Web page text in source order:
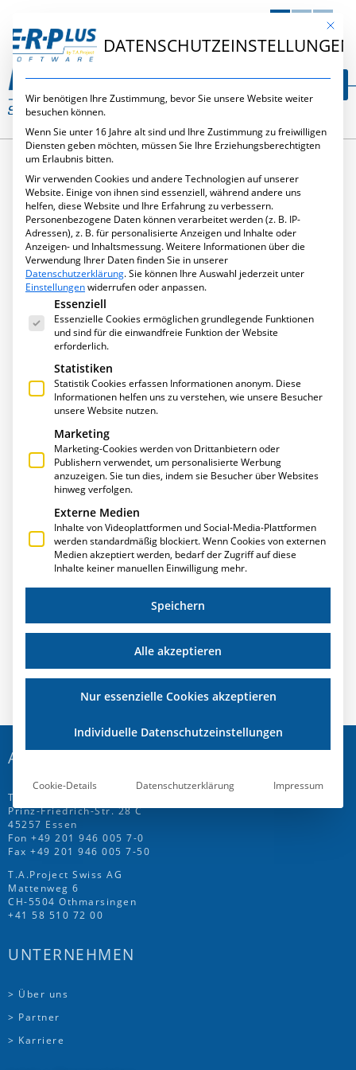
NL
SCHLAGWORT:
GÜTESIEGEL
E-R-PLUS ERHÄLT GÜTESIEGEL „SOFTWARE
MADE IN GERMANY”
E-R-Plus vereint kompetenten Kundenservice, erstklassige
Qualität, Praxistauglichkeit und garantierte
Zukunftsfähigkeit – und erfüllt damit alle Anforderungen,
Germany”
Weiterlesen »
ADRESSE
T.A.Project GmbH
Prinz-Friedrich-Str. 28 C
45257 Essen
Fon +49 201 946 005 7-0
Fax +49 201 946 005 7-50
T.A.Project Swiss AG
Mattenweg 6
CH-5504 Othmarsingen
+41 58 510 72 00
UNTERNEHMEN
> Über uns
> Partner
> Karriere
Mit
DATENSCHUTZEINSTELLUNGEN
Wir benötigen Ihre Zustimmung, bevor Sie unsere Website weiter
besuchen können.
Wenn Sie unter 16 Jahre alt sind und Ihre Zustimmung zu freiwilligen
Diensten geben möchten, müssen Sie Ihre Erziehungsberechtigten
um Erlaubnis bitten.
Wir verwenden Cookies und andere Technologien auf unserer
Website. Einige von ihnen sind essenziell, während andere uns
helfen, diese Website und Ihre Erfahrung zu verbessern.
Personenbezogene Daten können verarbeitet werden (z. B. IP-
Adressen), z. B. für personalisierte Anzeigen und Inhalte oder
Anzeigen- und Inhaltsmessung.Weitere Informationen über die
Verwendung Ihrer Daten finden Sie in unserer
Datenschutzerklärung.Sie können Ihre Auswahl jederzeit unter
Einstellungenwiderrufen oder anpassen.
Es folgt eine Liste der Service-Gruppen, für die eine
Essenziell
Essenzielle Cookies ermöglichen grundlegende Funktionen
und sind für die einwandfreie Funktion der Website
erforderlich.
Statistiken
Statistik Cookies erfassen Informationen anonym. Diese
Informationen helfen uns zu verstehen, wie unsere Besucher
unsere Website nutzen.
Marketing
Marketing-Cookies werden von Drittanbietern oder
Publishern verwendet, um personalisierte Werbung
anzuzeigen. Sie tun dies, indem sie Besucher über Websites
hinweg verfolgen.
Externe Medien
Inhalte von Videoplattformen und Social-Media-Plattformen
werden standardmäßig blockiert. Wenn Cookies von externen
Medien akzeptiert werden, bedarf der Zugriff auf diese
Inhalte keiner manuellen Einwilligung mehr.
Speichern
Alle akzeptieren
Nur essenzielle Cookies akzeptieren
Individuelle Datenschutzeinstellungen
Cookie-Details Datenschutzerklärung Impressum